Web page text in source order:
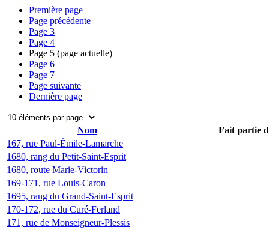
Première page
Page précédente
Page 3
Page 4
Page 5 (page actuelle)
Page 6
Page 7
Page suivante
Dernière page
Nom
Fait partie
167, rue Paul-Émile-Lamarche
1680, rang du Petit-Saint-Esprit
1680, route Marie-Victorin
169-171, rue Louis-Caron
1695, rang du Grand-Saint-Esprit
170-172, rue du Curé-Ferland
171, rue de Monseigneur-Plessis